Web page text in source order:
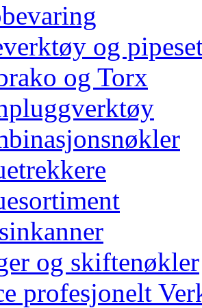
og
og Torx
og skiftenøkler
profesjonelt